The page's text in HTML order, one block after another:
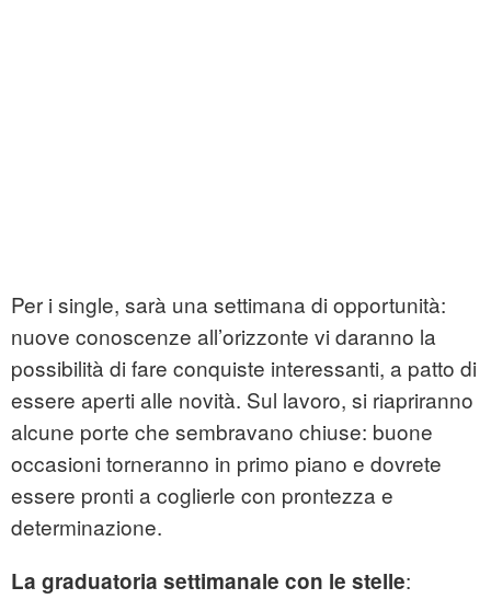
Per i single, sarà una settimana di opportunità:
nuove conoscenze all’orizzonte vi daranno la
possibilità di fare conquiste interessanti, a patto di
essere aperti alle novità. Sul lavoro, si riapriranno
alcune porte che sembravano chiuse: buone
occasioni torneranno in primo piano e dovrete
essere pronti a coglierle con prontezza e
determinazione.
La graduatoria settimanale con le stelle: